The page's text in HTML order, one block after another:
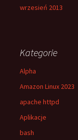
wrzesień 2013
Kategorie
Alpha
Amazon Linux 2023
apache httpd
Aplikacje
bash